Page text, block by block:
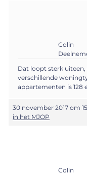
Colin
Dat loopt sterk
verschillende
appartementen is 128
30 november 2017 om
in het MJOP
Colin